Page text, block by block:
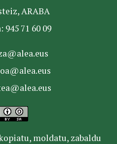
ARABA
945 71 60 09
moldatu, zabaldu